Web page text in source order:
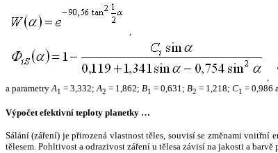
,
,
a parametryA1 = 3,332;A2 = 1,862; B1 = 0,631; B2 = 1,218; C1 = 0,986
Výpočet efektivní teploty planetky …
Sálání (záření) je přirozená vlastnost těles, souvisí se změnami vnitřní
tělesem. Pohltivost a odrazivost záření u tělesa závisí na jakosti a